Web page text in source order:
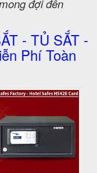
đợi đến
- TỦ SẮT -
Phí Toàn